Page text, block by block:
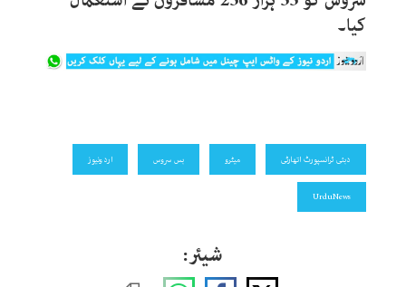
کیا۔
دبئی ٹرانسپورٹ اتھارٹی میٹرو بس سروس اردونیوز
UrduNews
شیئر: